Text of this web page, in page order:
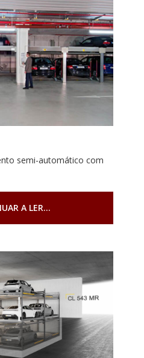
semi-automático com
A LER...